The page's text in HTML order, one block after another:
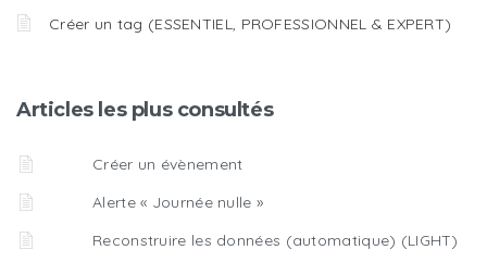
Créer un tag (ESSENTIEL, PROFESSIONNEL & EXPERT)
Articles les plus consultés
Créer un évènement
Alerte « Journée nulle »
Reconstruire les données (automatique) (LIGHT)